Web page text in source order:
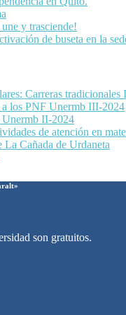
y trasciende!
de buseta en la
Carreras
a los PNF Unermb III-2024
Unermb II-2024
de atención en
La Cañada de Urdaneta
son gratuitos.